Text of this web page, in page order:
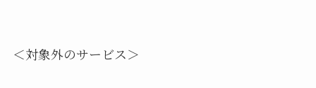
＜対象外のサービス＞